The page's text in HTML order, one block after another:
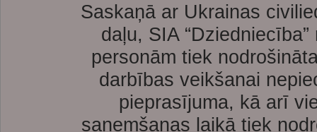
Saskaņā ar Ukrainas
daļu, SIA
personām tiek
darbības veikšanai
pieprasījuma, kā arī
saņemšanas laikā tiek